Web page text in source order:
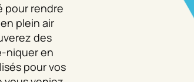
pour rendre
plein air
des
niquer en
pour vos